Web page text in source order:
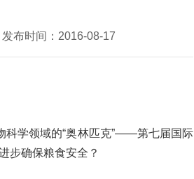
发布时间：2016-08-17
科学领域的“奥林匹克”——第七届国际
步确保粮食安全？